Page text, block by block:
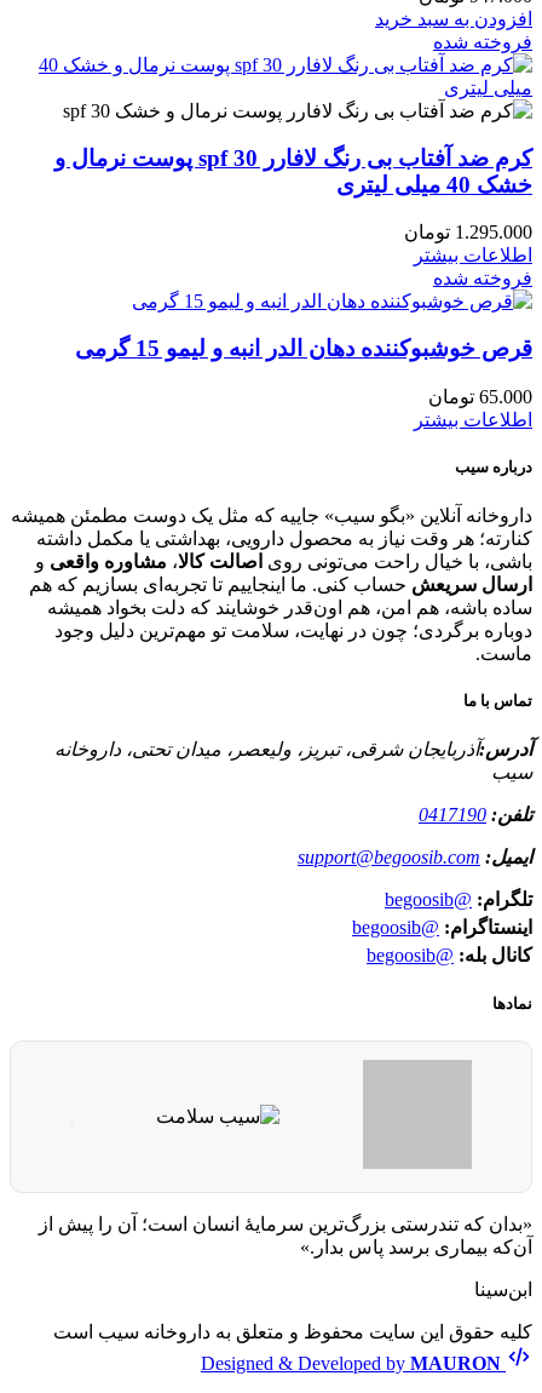
افزودن به سبد خرید
فروخته شده
کرم ضد آفتاب بی رنگ لافارر spf 30 پوست نرمال و
خشک 40 میلی لیتری
1.295.000 تومان
اطلاعات بیشتر
فروخته شده
قرص خوشبوکننده دهان الدر انبه و لیمو 15 گرمی
65.000 تومان
اطلاعات بیشتر
درباره سیب
داروخانه آنلاین «بگو سیب» جاییه که مثل یک دوست مطمئن همیشه
کنارته؛ هر وقت نیاز به محصول دارویی، بهداشتی یا مکمل داشته
باشی، با خیال راحت می‌تونی روی اصالت کالا، مشاوره واقعی و
ارسال سریعش حساب کنی. ما اینجاییم تا تجربه‌ای بسازیم که هم
ساده باشه، هم امن، هم اون‌قدر خوشایند که دلت بخواد همیشه
دوباره برگردی؛ چون در نهایت، سلامت تو مهم‌ترین دلیل وجود
ماست.
تماس با ما
آدرس:آذربایجان شرقی، تبریز، ولیعصر، میدان تحتی، داروخانه
سیب
تلفن: 0417190
ایمیل: support@begoosib.com
تلگرام: @begoosib
اینستاگرام: @begoosib
کانال بله: @begoosib
نمادها
«بدان که تندرستی بزرگ‌ترین سرمایهٔ انسان است؛ آن را پیش از
آن‌که بیماری برسد پاس بدار.»
ابن‌سینا
کلیه حقوق این سایت محفوظ و متعلق به داروخانه سیب است
Designed & Developed by MAURON